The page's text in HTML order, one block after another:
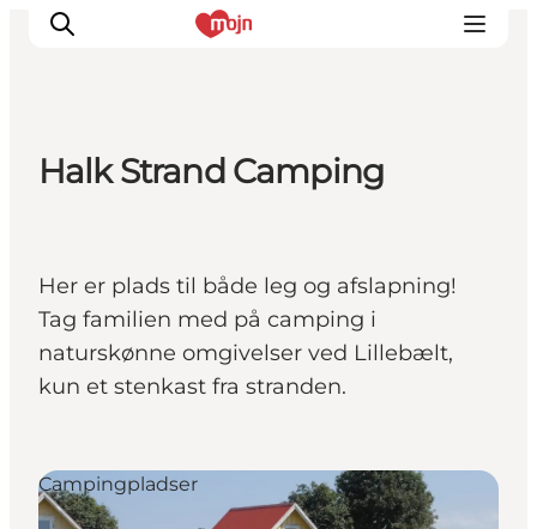
Det sker
Overnatning
Planlæg din ferie
Booking
Halk Strand Camping
Her er plads til både leg og afslapning!
Tag familien med på camping i
naturskønne omgivelser ved Lillebælt,
kun et stenkast fra stranden.
Campingpladser